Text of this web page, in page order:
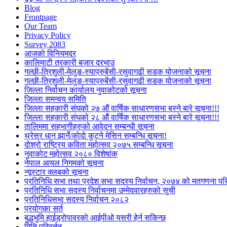
Blog
Frontpage
Our Team
Privacy Policy
Survey 2083
आजकाे विनियमदर
कालिमाटी तरकारी बजार दरभाउ
गल्छी-त्रिशुली-मेलुङ-स्याप्रुबेंसी-रसुवागढी सडक योजनाको सूचना
गल्छी-त्रिशुली-मेलुङ-स्याप्रुबेंसी-रसुवागढी सडक योजनाको सूचना
जिल्ला निर्वाचन कार्यालय नुवाकोटको सूचना
जिल्ला समन्वय समिति
जिल्ला सहकारी संघको २७ औं वार्षिक साधारणसभा बस्ने बारे सूचना!!!
जिल्ला सहकारी संघको २८ औं वार्षिक साधारणसभा बस्ने बारे सूचना!!!
तालिममा सहभागीहरुको आवेदन सम्बन्धी सूचना
थ्रेसर धान झार्ने/काेदाे कुट्ने मेसिन सम्बन्धि सूचना!
दोश्रो राष्ट्रिय कविता महोत्सव २०७५ सम्बन्धि सूचना
नुवाकोट महोत्सव २०८० विशेषांक
नेपाल आयल निगमको सूचना
न्यूस्टार क्लबको सूचना
प्रतिनिधि सभा तथा प्रदेश सभा सदस्य निर्वाचन, २०७४ को मतगणना
प्रतिनिधि सभा सदस्य निर्वाचनमा उम्मेदवारहरुको सुची
प्रतिनिधिसभा सदस्य निर्वाचन २०८२
प्रयोगका सर्त
बुद्धभुमि हाईड्रोपावरको आईपीओ यसरी हेर्न सकिन्छ